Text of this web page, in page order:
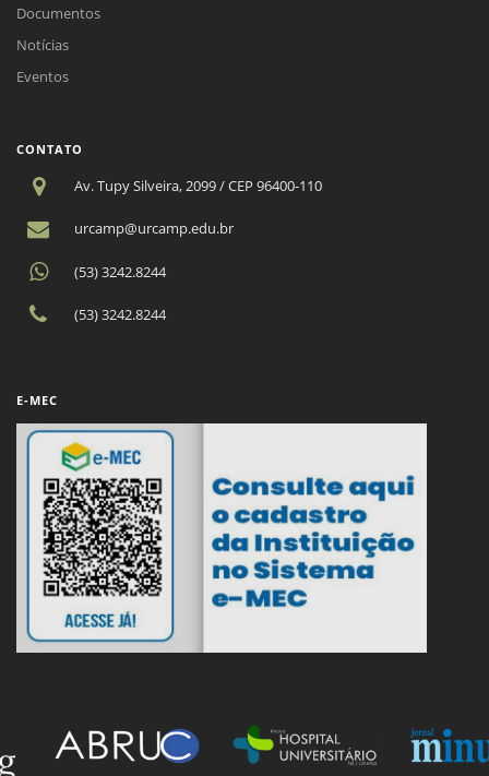
Documentos
Notícias
Eventos
CONTATO
Av. Tupy Silveira, 2099 / CEP 96400-110
urcamp@urcamp.edu.br
(53) 3242.8244
(53) 3242.8244
E-MEC